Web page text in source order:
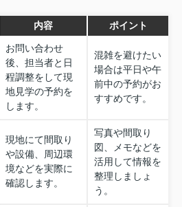
内容 ポイント
お問い合わせ
後、担当者と日
程調整をして現
地見学の予約を
します。
混雑を避けたい
場合は平日や午
前中の予約がお
すすめです。
現地にて間取り
や設備、周辺環
境などを実際に
確認します。
写真や間取り
図、メモなどを
活用して情報を
整理しましょ
う。